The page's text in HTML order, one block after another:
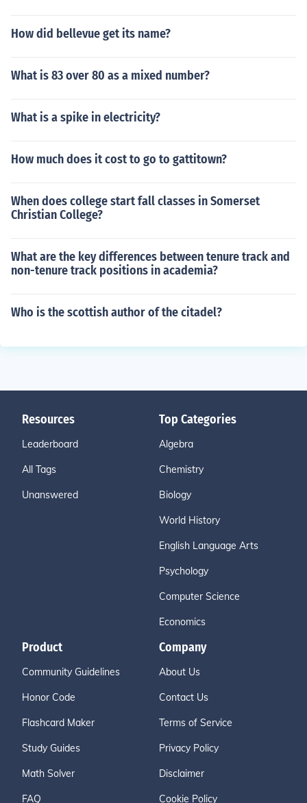
How did bellevue get its name?
What is 83 over 80 as a mixed number?
What is a spike in electricity?
How much does it cost to go to gattitown?
When does college start fall classes in Somerset
Christian College?
What are the key differences between tenure track and
non-tenure track positions in academia?
Who is the scottish author of the citadel?
Resources
Leaderboard
All Tags
Unanswered
Top Categories
Algebra
Chemistry
Biology
World History
English Language Arts
Psychology
Computer Science
Economics
Product
Community Guidelines
Honor Code
Flashcard Maker
Study Guides
Math Solver
FAQ
Company
About Us
Contact Us
Terms of Service
Privacy Policy
Disclaimer
Cookie Policy